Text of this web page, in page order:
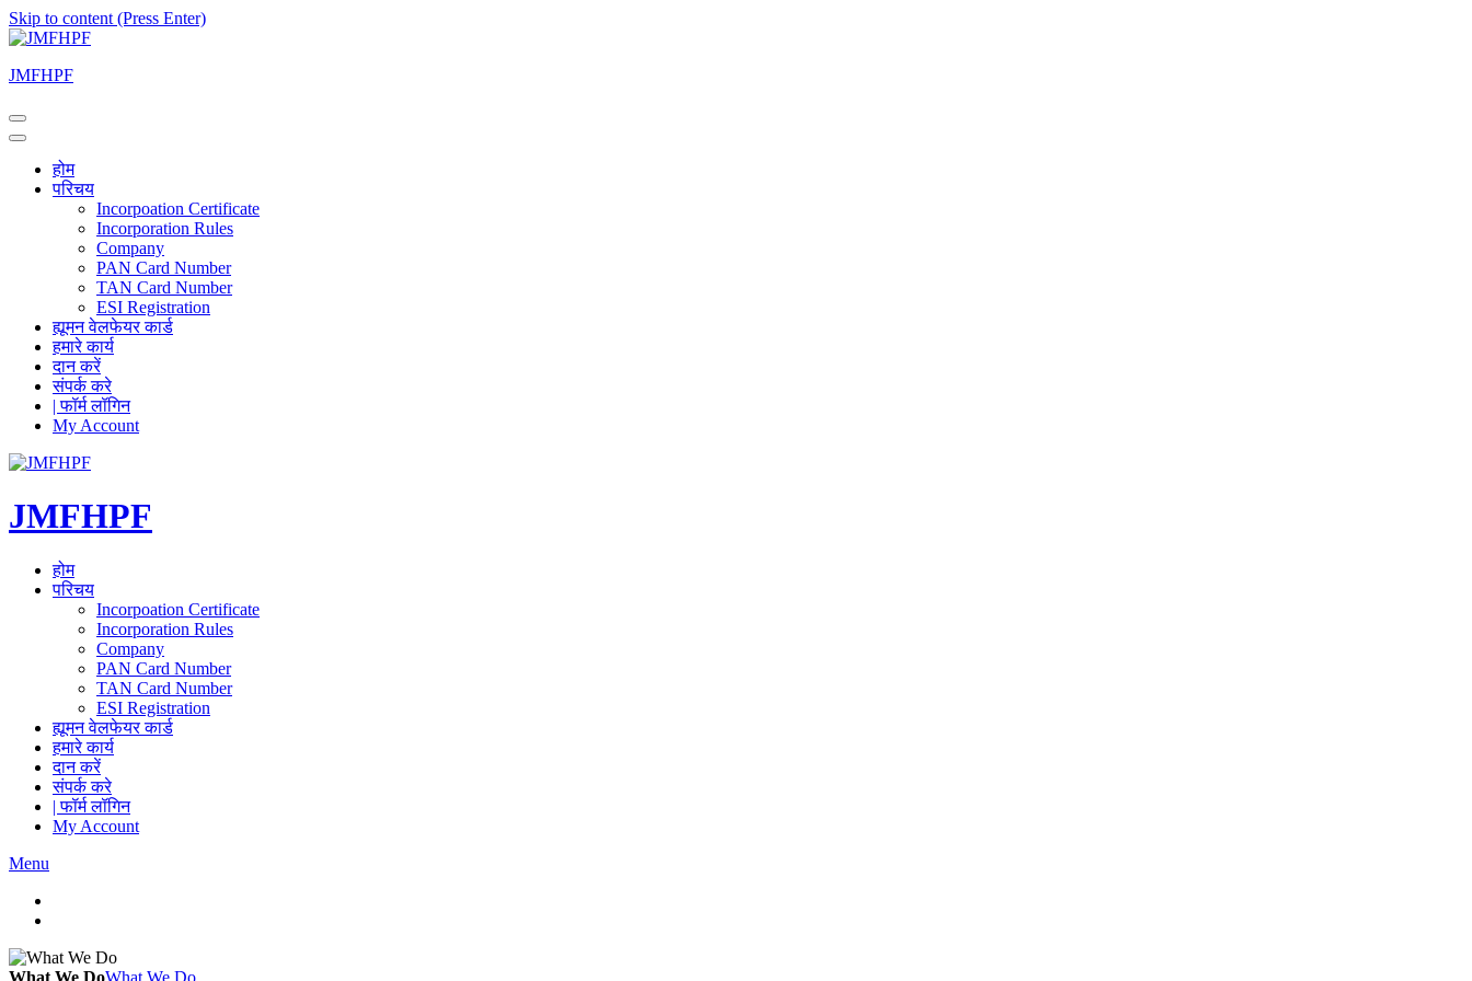
Skip to content (Press Enter)
JMFHPF
होम
परिचय
Incorpoation Certificate
Incorporation Rules
Company
PAN Card Number
TAN Card Number
ESI Registration
ह्यूमन वेलफेयर कार्ड
हमारे कार्य
दान करें
संपर्क करे
| फॉर्म लॉगिन
My Account
JMFHPF
होम
परिचय
Incorpoation Certificate
Incorporation Rules
Company
PAN Card Number
TAN Card Number
ESI Registration
ह्यूमन वेलफेयर कार्ड
हमारे कार्य
दान करें
संपर्क करे
| फॉर्म लॉगिन
My Account
Menu
What We DoWhat We Do